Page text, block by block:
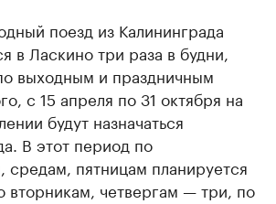
поезд из Калининграда
в Ласкино три раза в будни,
выходным и праздничным
с 15 апреля по 31 октября на
будут назначаться
В этот период по
средам, пятницам планируется
вторникам, четвергам — три, по